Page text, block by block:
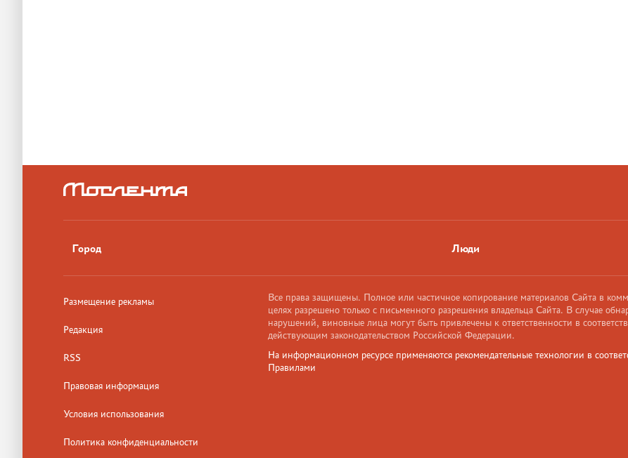
Город Люди
Размещение рекламы
Редакция
RSS
Правовая информация
Условия использования
Политика конфиденциальности
Все права защищены. Полное или частичное копирование материалов Сайта в
целях разрешено только с письменного разрешения владельца Сайта. В случае
нарушений, виновные лица могут быть привлечены к ответственности в
действующим законодательством Российской Федерации.
На информационном ресурсе применяются рекомендательные технологии в
Правилами